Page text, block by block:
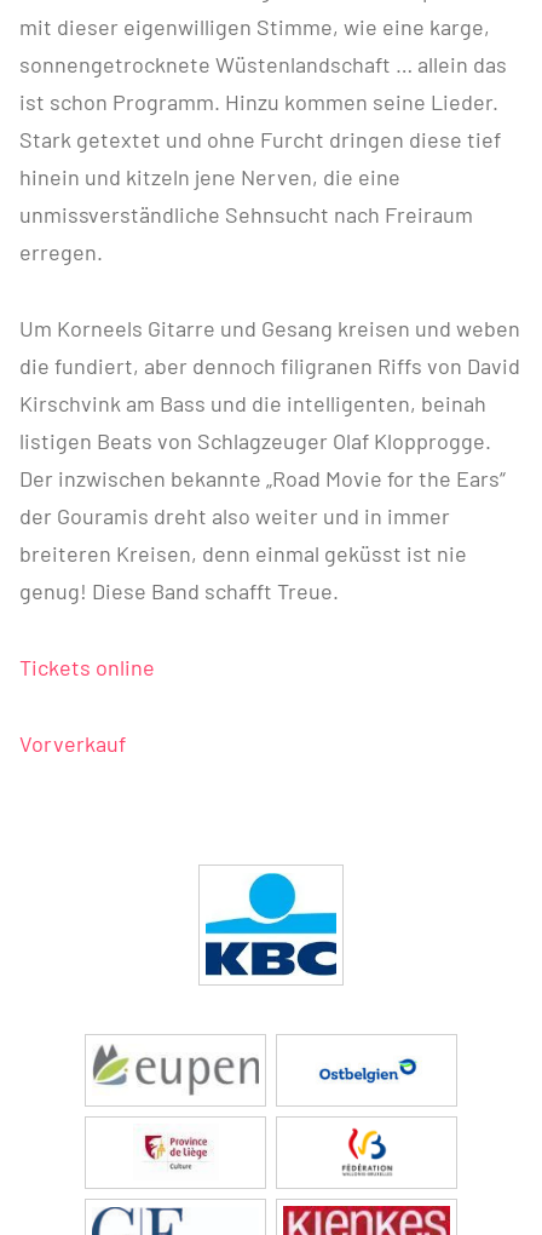
mit dieser eigenwilligen Stimme, wie eine karge,
sonnengetrocknete Wüstenlandschaft … allein das
ist schon Programm. Hinzu kommen seine Lieder.
Stark getextet und ohne Furcht dringen diese tief
hinein und kitzeln jene Nerven, die eine
unmissverständliche Sehnsucht nach Freiraum
erregen.
Um Korneels Gitarre und Gesang kreisen und weben
die fundiert, aber dennoch filigranen Riffs von David
Kirschvink am Bass und die intelligenten, beinah
listigen Beats von Schlagzeuger Olaf Klopprogge.
Der inzwischen bekannte „Road Movie for the Ears“
der Gouramis dreht also weiter und in immer
breiteren Kreisen, denn einmal geküsst ist nie
genug! Diese Band schafft Treue.
Tickets online
Vorverkauf